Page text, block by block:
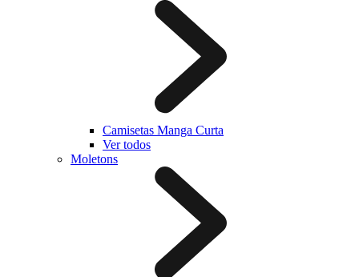
Camisetas Manga Curta
Ver todos
Moletons